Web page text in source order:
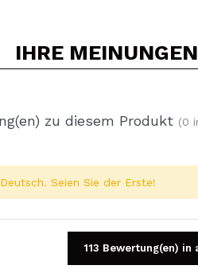
IHRE MEINUNGEN
zu diesem Produkt (0
Seien Sie der Erste!
113 Bewertung(en)